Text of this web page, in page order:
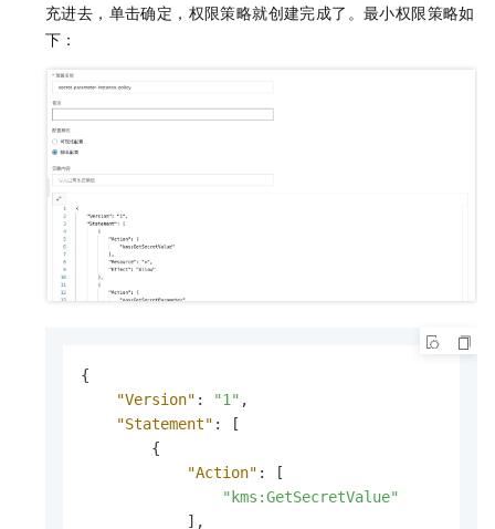
充进去，单击确定，权限策略就创建完成了。最小权限策略如
下：
{
"Version" : "1" ,
"Statement" :
[
{
"Action" :
[
"kms:GetSecretValue"
] ,